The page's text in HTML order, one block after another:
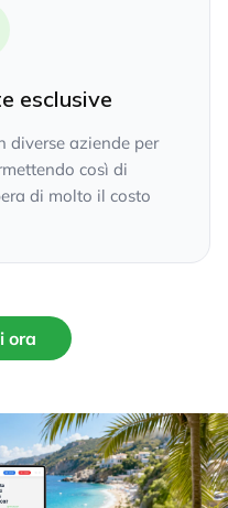
esclusive
diverse aziende per
così di
di molto il costo
ora